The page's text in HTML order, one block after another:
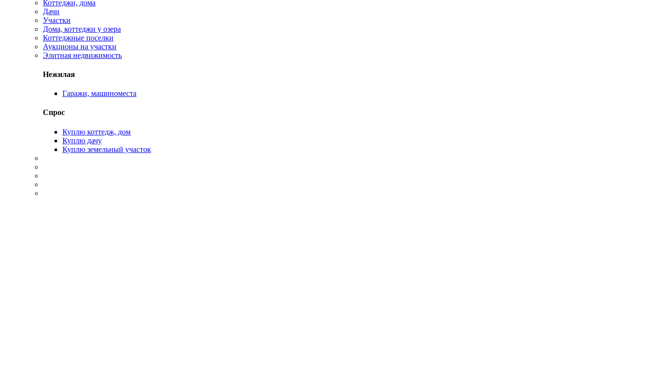
Коттеджи, дома
Дачи
Участки
Дома, коттеджи у озера
Коттеджные поселки
Аукционы на участки
Элитная недвижимость
Нежилая
Гаражи, машиноместа
Спрос
Куплю коттедж, дом
Куплю дачу
Куплю земельный участок